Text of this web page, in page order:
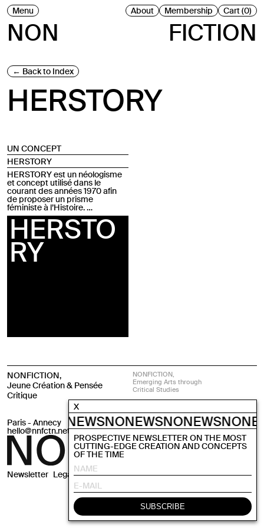
NON FICTION
Menu About Membership Cart (0)
Back to Index
HERSTORY
UN CONCEPT
HERSTORY
HERSTORY est un néologisme
et concept utilisé dans le
courant des années 1970 afin
de proposer un prisme
féministe à l’Histoire. …
HERSTO
RY
NONFICTION,
Jeune Création & Pensée
Critique
NONFICTION,
Emerging Arts through
Critical Studies
Newsletter Legals CGV Site byKrabb
Paris - Annecy
hello@nnfctn.net Instagram
X
NONEWSNONEWSNONEWS
PROSPECTIVE NEWSLETTER ON THE MOST
CUTTING-EDGE CREATION AND CONCEPTS
OF THE TIME
SUBSCRIBE